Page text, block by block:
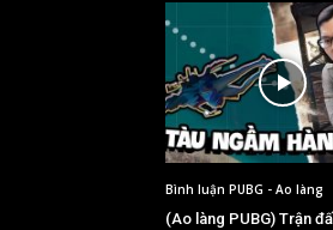
Bình luận PUBG - Ao làng
(Ao làng PUBG) Trận